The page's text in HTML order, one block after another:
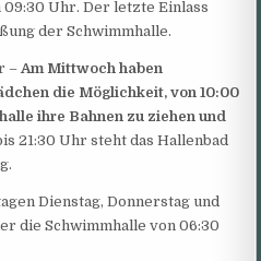
Uhr. Der letzte Einlass
der Schwimmhalle.
– Am Mittwoch haben
die Möglichkeit, von 10:00
ihre Bahnen zu ziehen und
21:30 Uhr steht das Hallenbad
Dienstag, Donnerstag und
die Schwimmhalle von 06:30